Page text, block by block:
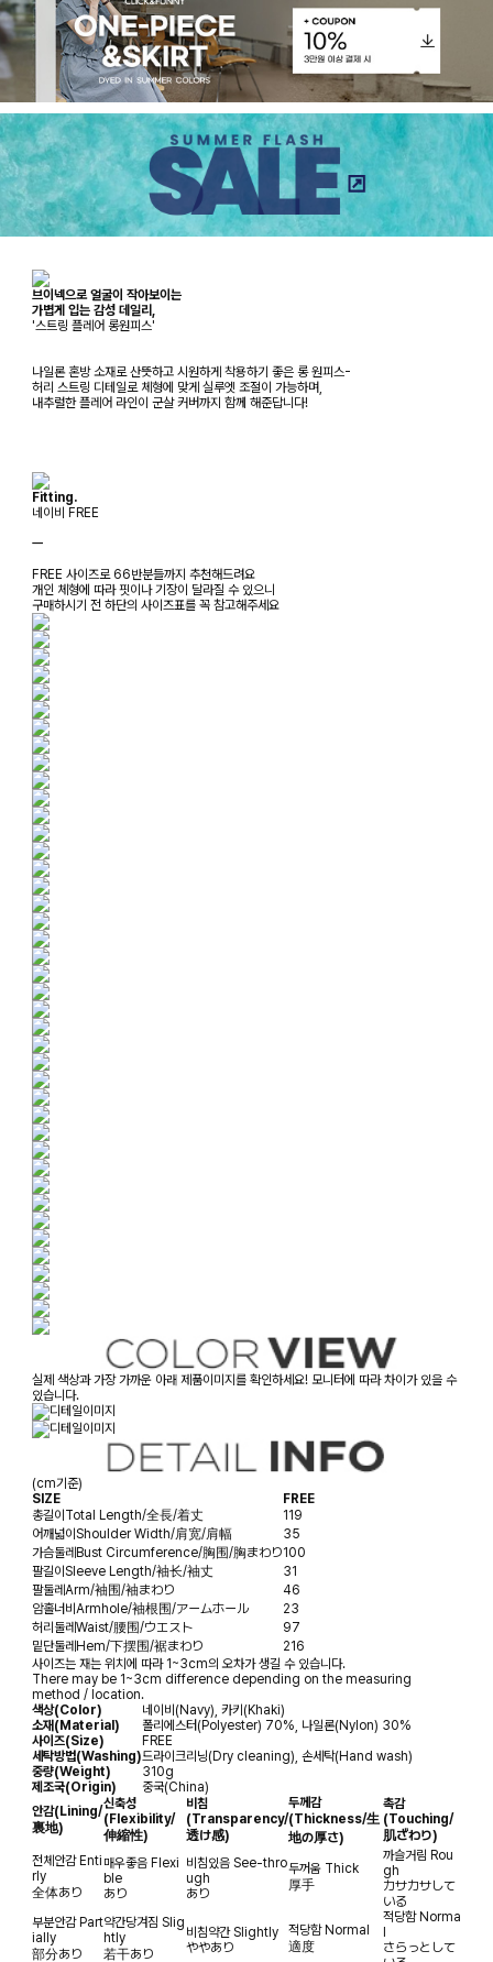
브이넥으로 얼굴이 작아보이는
가볍게 입는 감성 데일리,
'스트링 플레어 롱원피스'
나일론 혼방 소재로 산뜻하고 시원하게 착용하기 좋은 롱 원피스-
허리 스트링 디테일로 체형에 맞게 실루엣 조절이 가능하며,
내추럴한 플레어 라인이 군살 커버까지 함께 해준답니다!
Fitting.
네이비 FREE
ㅡ
FREE 사이즈로 66반분들까지 추천해드려요
개인 체형에 따라 핏이나 기장이 달라질 수 있으니
구매하시기 전 하단의 사이즈표를 꼭 참고해주세요
실제 색상과 가장 가까운 아래 제품이미지를 확인하세요! 모니터에 따라 차이가 있을 수
있습니다.
(cm기준)
SIZE
FREE
총길이Total Length/全長/着丈
119
어깨넓이Shoulder Width/肩宽/肩幅
35
가슴둘레Bust Circumference/胸围/胸まわり100
팔길이Sleeve Length/袖长/袖丈
31
팔둘레Arm/袖围/袖まわり
46
암홀너비Armhole/袖根围/アームホール
23
허리둘레Waist/腰围/ウエスト
97
밑단둘레Hem/下摆围/裾まわり
216
사이즈는 재는 위치에 따라 1~3cm의 오차가 생길 수 있습니다.
There may be 1~3cm difference depending on the measuring
method / location.
색상(Color)
네이비(Navy), 카키(Khaki)
소재(Material)
폴리에스터(Polyester) 70%, 나일론(Nylon) 30%
사이즈(Size)
FREE
세탁방법(Washing)드라이크리닝(Dry cleaning), 손세탁(Hand wash)
중량(Weight)
310g
제조국(Origin)
중국(China)
안감(Lining/
裏地)
신축성
(Flexibility/
伸縮性)
비침
(Transparency/
透け感)
두께감
(Thickness/生
地の厚さ)
촉감
(Touching/
肌ざわり)
전체안감 Enti
rly
全体あり
매우좋음 Flexi
ble
あり
비침있음 See-thro
ugh
あり
두꺼움 Thick
厚手
까슬거림 Rou
gh
カサカサして
いる
부분안감 Part
ially
部分あり
약간당겨짐 Slig
htly
若干あり
비침약간Slightly
ややあり
적당함 Normal
適度
적당함 Norma
l
さらっとして